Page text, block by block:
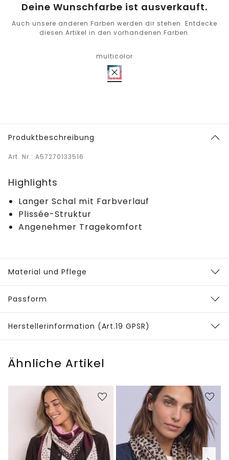
Deine Wunschfarbe ist ausverkauft.
Auch unsere anderen Farben werden dir stehen. Entdecke
diesen Artikel in den vorhandenen Farben.
multicolor
Produktbeschreibung
Art. Nr.: A57270133516
Highlights
Langer Schal mit Farbverlauf
Plissée-Struktur
Angenehmer Tragekomfort
Material und Pflege
Passform
Herstellerinformation (Art.19 GPSR)
Ähnliche Artikel